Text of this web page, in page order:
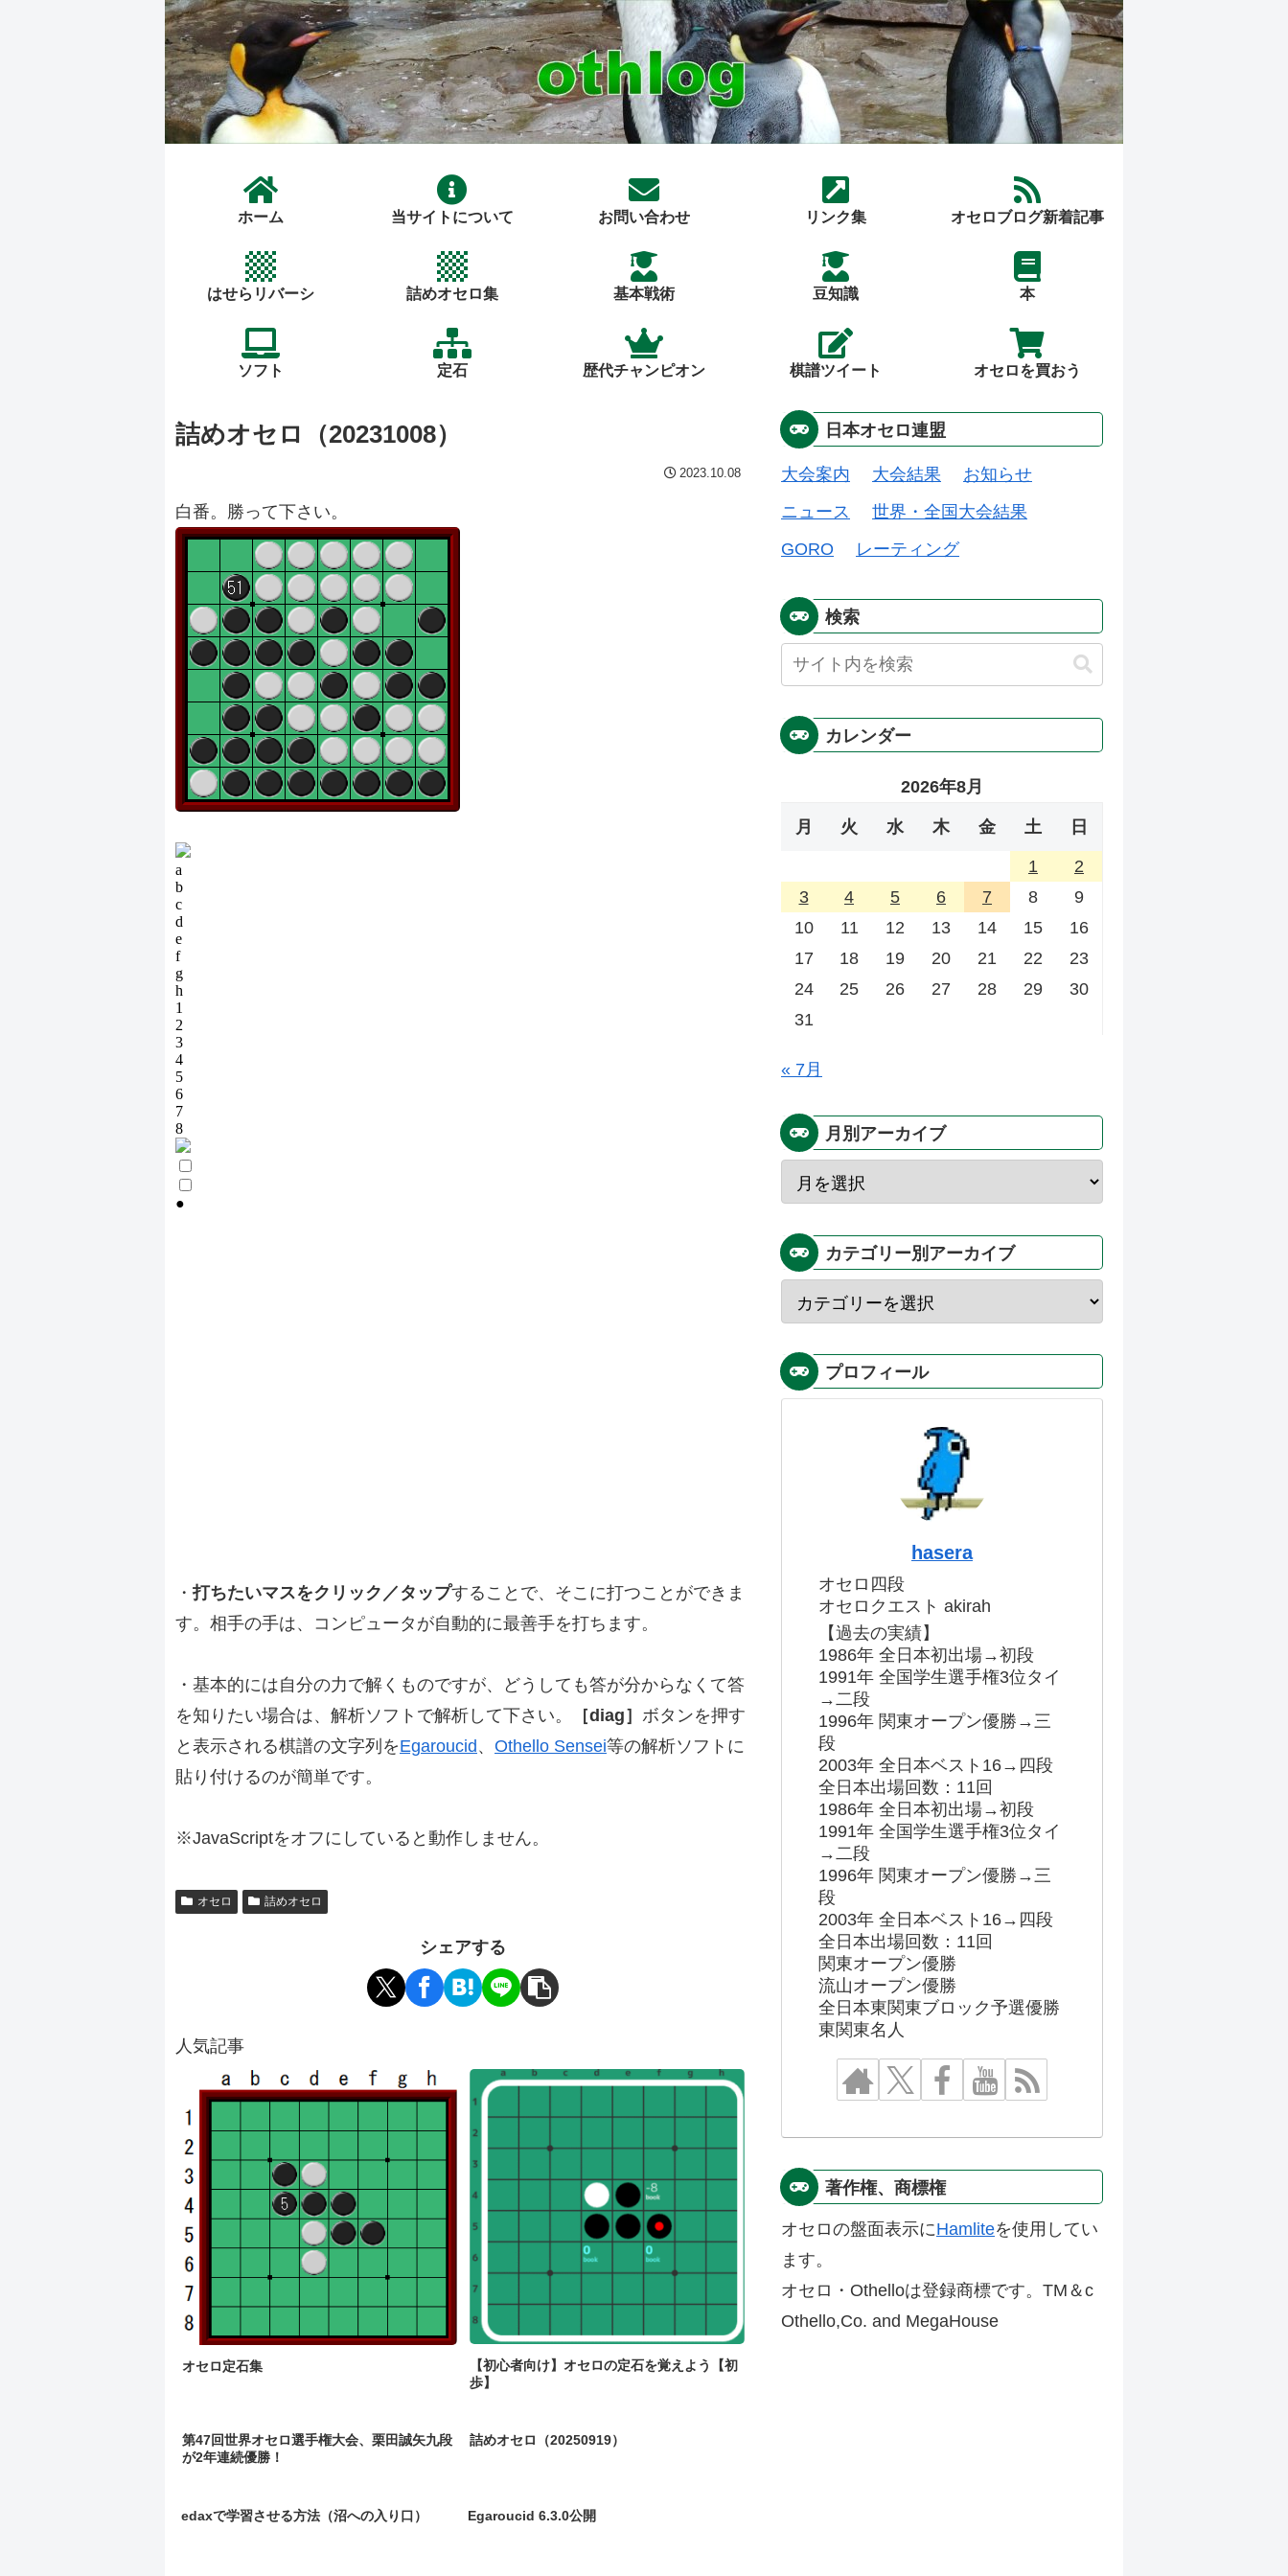
ホーム 当サイトについて お問い合わせ リンク集 オセロブログ新着記事
はせらリバーシ 詰めオセロ集 基本戦術 豆知識 本
ソフト 定石 歴代チャンピオン 棋譜ツイート オセロを買おう
詰めオセロ（20231008）
2023.10.08
白番。勝って下さい。
・打ちたいマスをクリック／タップすることで、そこに打つことができま
す。相手の手は、コンピュータが自動的に最善手を打ちます。
・基本的には自分の力で解くものですが、どうしても答が分からなくて答
を知りたい場合は、解析ソフトで解析して下さい。
［diag］ ボタンを押す
と表示される棋譜の文字列をEgaroucid、 Othello Sensei等の解析ソフトに
貼り付けるのが簡単です。
※JavaScriptをオフにしていると動作しません。
オセロ 詰めオセロ
シェアする
人気記事
オセロ定石集
【初心者向け】オセロの定石を覚えよう【初
歩】
第47回世界オセロ選手権大会、栗田誠矢九段
が2年連続優勝！
詰めオセロ（20250919）
edaxで学習させる方法（沼への入り口） Egaroucid 6.3.0公開
日本オセロ連盟
大会案内 大会結果
お知らせ
ニュース
世界・全国大会結果
GORO
レーティング
検索
カレンダー
2026年8月
月 火 水 木 金 土 日
1
2
3
4 5 6 7 8
9
10
11 12 13 14 15
16
17
18 19 20 21 22
23
24
25 26 27 28 29
30
31
« 7月
月別アーカイブ
カテゴリー別アーカイブ
プロフィール
hasera
オセロ四段
オセロクエスト akirah
【過去の実績】
1986年 全日本初出場→初段
1991年 全国学生選手権3位タイ
→二段
1996年 関東オープン優勝→三
段
2003年 全日本ベスト16→四段
全日本出場回数：11回
1986年 全日本初出場→初段
1991年 全国学生選手権3位タイ
→二段
1996年 関東オープン優勝→三
段
2003年 全日本ベスト16→四段
全日本出場回数：11回
関東オープン優勝
流山オープン優勝
全日本東関東ブロック予選優勝
東関東名人
著作権、商標権
オセロの盤面表示にHamliteを使用してい
ます。
オセロ・Othelloは登録商標です。TM＆c
Othello,Co. and MegaHouse